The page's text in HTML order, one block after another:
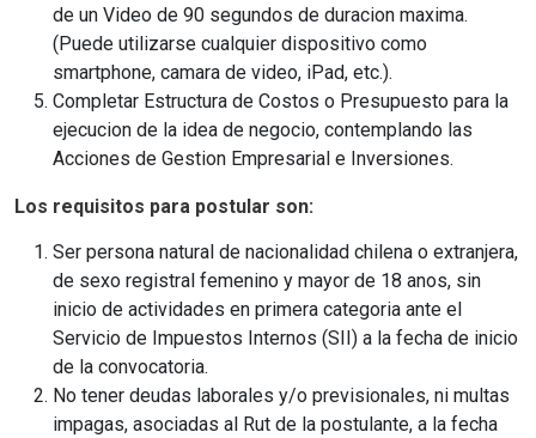
de un Video de 90 segundos de duracion maxima.
(Puede utilizarse cualquier dispositivo como
smartphone, camara de video, iPad, etc.).
Completar Estructura de Costos o Presupuesto para la
ejecucion de la idea de negocio, contemplando las
Acciones de Gestion Empresarial e Inversiones.
Los requisitos para postular son:
Ser persona natural de nacionalidad chilena o extranjera,
de sexo registral femenino y mayor de 18 anos, sin
inicio de actividades en primera categoria ante el
Servicio de Impuestos Internos (SII) a la fecha de inicio
de la convocatoria.
No tener deudas laborales y/o previsionales, ni multas
impagas, asociadas al Rut de la postulante, a la fecha